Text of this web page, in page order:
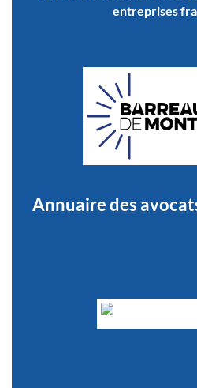
entreprises
Annuaire des